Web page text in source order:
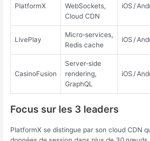
PlatformX
WebSockets,
Cloud CDN
iOS /
LivePlay
Micro‑services,
Redis cache
iOS /
CasinoFusion
Server‑side
rendering,
GraphQL
iOS /
Focus sur les 3 leaders
PlatformX se distingue par son cloud CDN